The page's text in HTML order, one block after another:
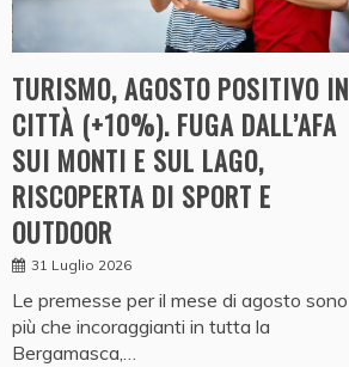
TURISMO, AGOSTO POSITIVO IN
CITTÀ (+10%). FUGA DALL’AFA
SUI MONTI E SUL LAGO,
RISCOPERTA DI SPORT E
OUTDOOR
31 Luglio 2026
Le premesse per il mese di agosto sono
più che incoraggianti in tutta la
Bergamasca,…